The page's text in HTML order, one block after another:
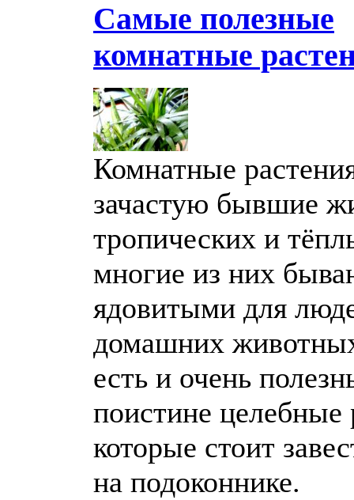
Самые полезные
комнатные
Комнатные
зачастую бывшие
тропических и
многие из них
ядовитыми для
домашних
есть и очень
поистине целебные
которые стоит
на подоконнике.